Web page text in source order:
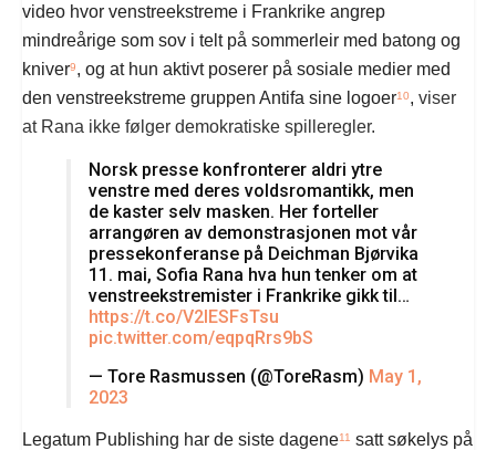
video hvor venstreekstreme i Frankrike angrep
mindreårige som sov i telt på sommerleir med batong og
kniver9, og at hun aktivt poserer på sosiale medier med
den venstreekstreme gruppen Antifa sine logoer10, viser
at Rana ikke følger demokratiske spilleregler.
Norsk presse konfronterer aldri ytre
venstre med deres voldsromantikk, men
de kaster selv masken. Her forteller
arrangøren av demonstrasjonen mot vår
pressekonferanse på Deichman Bjørvika
11. mai, Sofia Rana hva hun tenker om at
venstreekstremister i Frankrike gikk til…
https://t.co/V2lESFsTsu
pic.twitter.com/eqpqRrs9bS
— Tore Rasmussen (@ToreRasm) May 1,
2023
Legatum Publishing har de siste dagene11 satt søkelys på